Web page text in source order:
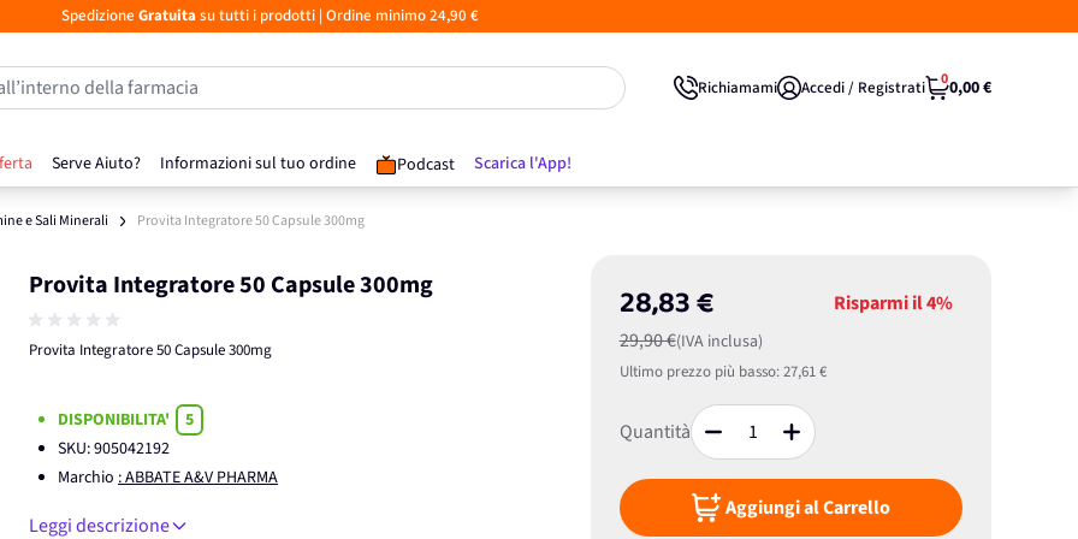
Spedizione Gratuita su tutti i prodotti| Ordine minimo 24,90 €
Serve Aiuto? Informazioni sul tuo ordine Podcast Scarica l'App!
della farmacia Richiamami Accedi / Registrati 00,00 €
e Sali Minerali Provita Integratore 50 Capsule 300mg
Provita Integratore 50 Capsule 300mg
Provita Integratore 50 Capsule 300mg
28,83 €
29,90 €(IVA inclusa)
Risparmi il4%
Ultimo prezzo più basso:27,61 €
Quantità
Aggiungi al Carrello
DISPONIBILITA'
5
SKU:905042192
Marchio : ABBATE A&V PHARMA
Leggi descrizione